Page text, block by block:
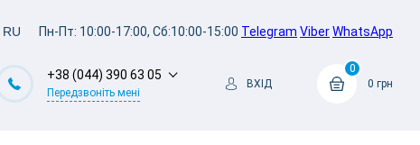
RU Пн-Пт: 10:00-17:00, Сб:10:00-15:00 Telegram ViberWhatsApp
+38 (044) 390 63 05
Передзвоніть мені
ВХІД
0
0 грн